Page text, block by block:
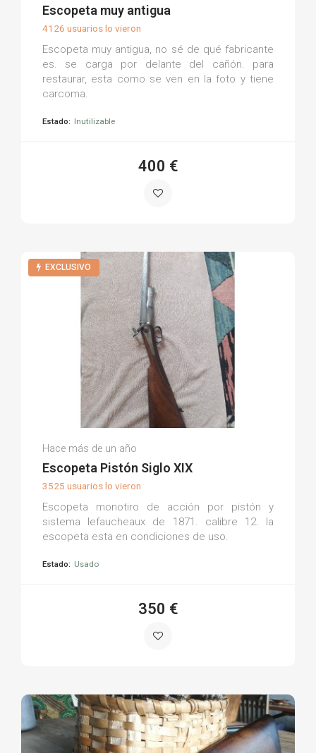
Escopeta muy antigua
4126 usuarios lo vieron
Escopeta muy antigua, no sé de qué fabricante
es. se carga por delante del cañón. para
restaurar, esta como se ven en la foto y tiene
carcoma.
Estado: Inutilizable
400 €
EXCLUSIVO
Jesus C.
(0)
Hace más de un año
Escopeta Pistón Siglo XIX
3525 usuarios lo vieron
Escopeta monotiro de acción por pistón y
sistema lefaucheaux de 1871. calibre 12. la
escopeta esta en condiciones de uso.
Estado: Usado
350 €